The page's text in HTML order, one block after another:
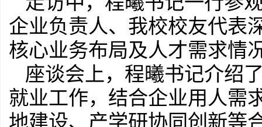
企业负责人、我校校友代表
核心业务布局及人才需求情
座谈会上，程曦书记介绍
就业工作，结合企业用人需
地建设、产学研协同创新等